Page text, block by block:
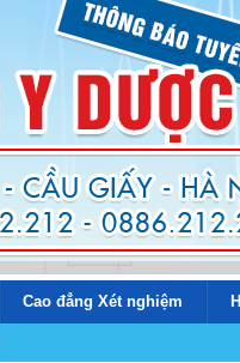
Cao đẳng Xét nghiệm